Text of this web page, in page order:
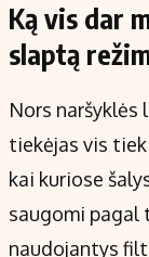
Ką vis dar
slaptą
Nors naršyklės
tiekėjas vis
kai kuriose
saugomi pagal
naudojantys